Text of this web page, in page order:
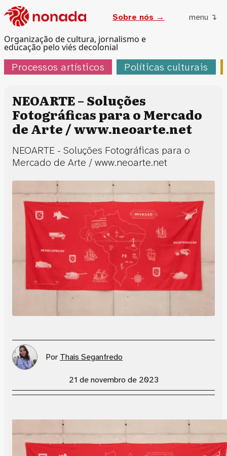
Organização de cultura, jornalismo e
educação pelo viés decolonial
Sobre nós → menu ↴
Processos artísticos Políticas culturais
NEOARTE – Soluções
Fotográficas para o Mercado
de Arte / www.neoarte.net
NEOARTE - Soluções Fotográficas para o
Mercado de Arte / www.neoarte.net
Por Thais Seganfredo
21 de novembro de 2023